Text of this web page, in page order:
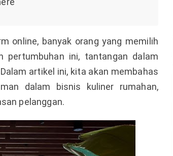
online, banyak orang yang memilih
pertumbuhan ini, tantangan dalam
artikel ini, kita akan membahas
dalam bisnis kuliner rumahan,
pelanggan.